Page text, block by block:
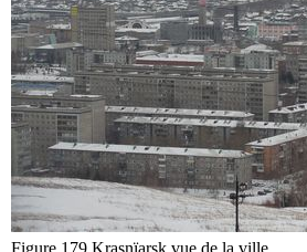
Figure 179 Krasnïarsk vue de la ville